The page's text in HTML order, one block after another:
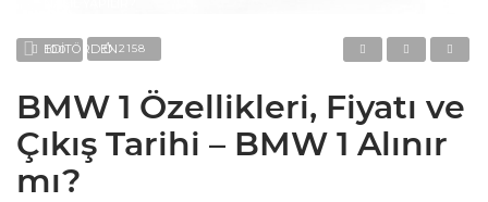
EDITÖRDEN
100 2158
BMW 1 Özellikleri, Fiyatı ve
Çıkış Tarihi – BMW 1 Alınır
mı?